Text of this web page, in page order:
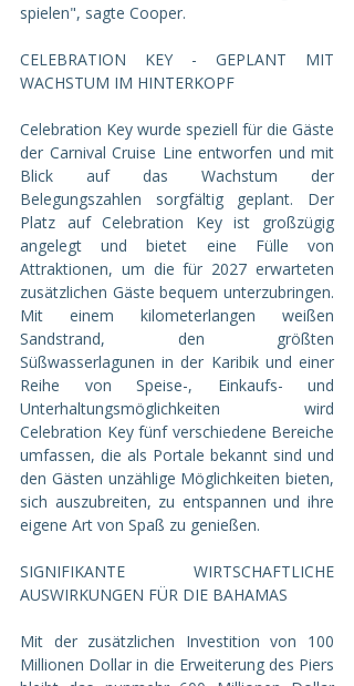
spielen", sagte Cooper.
CELEBRATION KEY - GEPLANT MIT
WACHSTUM IM HINTERKOPF
Celebration Key wurde speziell für die Gäste
der Carnival Cruise Line entworfen und mit
Blick auf das Wachstum der
Belegungszahlen sorgfältig geplant. Der
Platz auf Celebration Key ist großzügig
angelegt und bietet eine Fülle von
Attraktionen, um die für 2027 erwarteten
zusätzlichen Gäste bequem unterzubringen.
Mit einem kilometerlangen weißen
Sandstrand, den größten
Süßwasserlagunen in der Karibik und einer
Reihe von Speise-, Einkaufs- und
Unterhaltungsmöglichkeiten wird
Celebration Key fünf verschiedene Bereiche
umfassen, die als Portale bekannt sind und
den Gästen unzählige Möglichkeiten bieten,
sich auszubreiten, zu entspannen und ihre
eigene Art von Spaß zu genießen.
SIGNIFIKANTE WIRTSCHAFTLICHE
AUSWIRKUNGEN FÜR DIE BAHAMAS
Mit der zusätzlichen Investition von 100
Millionen Dollar in die Erweiterung des Piers